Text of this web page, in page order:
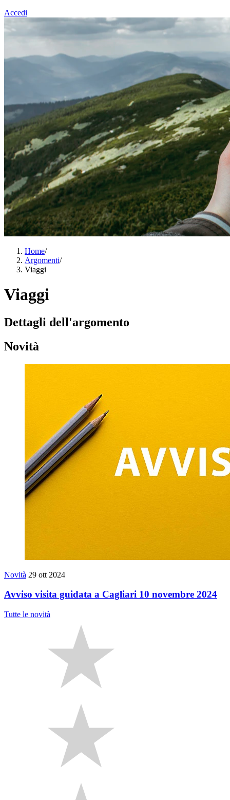
Accedi
Home/
Argomenti/
Viaggi
Viaggi
Dettagli dell'argomento
Novità
Novità 29 ott 2024
Avviso visita guidata a Cagliari 10 novembre 2024
Tutte le novità